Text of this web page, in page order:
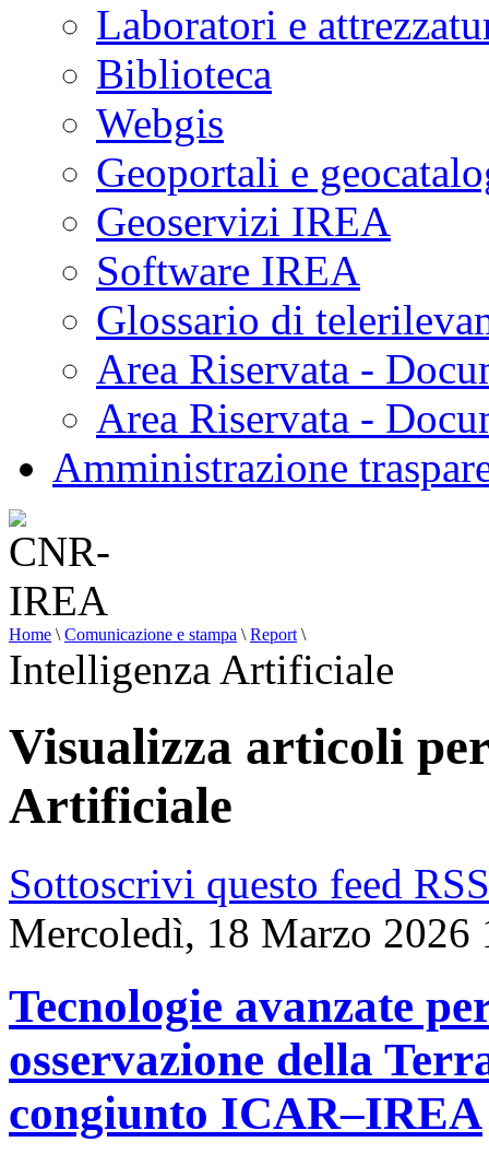
Laboratori e
Biblioteca
Webgis
Geoportali e
Geoservizi IREA
Software IREA
Glossario di
Area Riservata -
Area Riservata -
Amministrazione
Home \ Comunicazione e stampa \ Report \
Intelligenza Artificiale
Visualizza articoli
Artificiale
Sottoscrivi questo feed RSS
Mercoledì, 18 Marzo 2026
Tecnologie avanzate
osservazione della
congiunto ICAR–IREA